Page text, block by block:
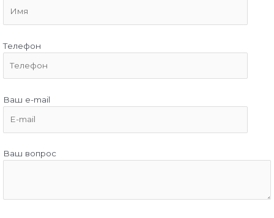
Телефон
Ваш e-mail
Ваш вопрос